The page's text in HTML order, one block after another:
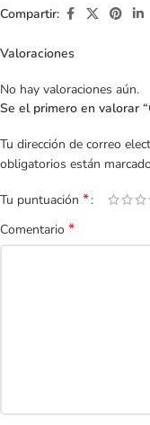
Compartir:
Valoraciones
No hay valoraciones aún.
Se el primero en valorar
Tu dirección de correo
obligatorios están
Tu puntuación *
Comentario *